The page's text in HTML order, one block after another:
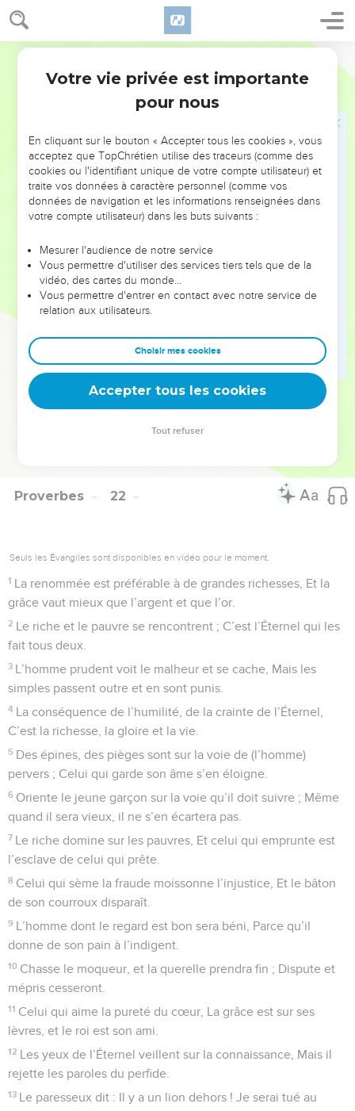
Proverbes 21
laquelle elle se confiait.
23 Celui qui garde sa bouche et sa langue Garde son âme de
la détresse.
Le présomptueux, le hautain, a pour nom : moqueur ; Il
mains refusent d’agir ;
Tout le jour il éprouve des désirs ; Mais le juste donne
sans restriction.
Le sacrifice des méchants est une horreur ; Combien plus
quand ils l’apportent avec des pensées infâmes.
Le témoin menteur périra, Mais l’homme qui écoute
pourra toujours parler.
L’homme méchant durcit son visage, Mais celui qui est
droit affermit sa voie.
(qui compte), vis-à-vis de l’Éternel.
Le cheval est équipé pour le jour de la bataille, Mais c’est à
l’Éternel (qu’appartient) le salut !
© Société biblique française – Bibli’O, 1978, avec autorisation. Pour vous procurer
Proverbes 22
Seuls les Évangiles sont disponibles en vidéo pour le moment.
1 La renommée est préférable à de grandes richesses, Et la
grâce vaut mieux que l’argent et que l’or.
2 Le riche et le pauvre se rencontrent ; C’est l’Éternel qui les
fait tous deux.
3 L’homme prudent voit le malheur et se cache, Mais les
simples passent outre et en sont punis.
4 La conséquence de l’humilité, de la crainte de l’Éternel,
C’est la richesse, la gloire et la vie.
5 Des épines, des pièges sont sur la voie de (l’homme)
pervers ; Celui qui garde son âme s’en éloigne.
6 Oriente le jeune garçon sur la voie qu’il doit suivre ; Même
quand il sera vieux, il ne s’en écartera pas.
7 Le riche domine sur les pauvres, Et celui qui emprunte est
l’esclave de celui qui prête.
8 Celui qui sème la fraude moissonne l’injustice, Et le bâton
de son courroux disparaît.
9 L’homme dont le regard est bon sera béni, Parce qu’il
donne de son pain à l’indigent.
10 Chasse le moqueur, et la querelle prendra fin ; Dispute et
mépris cesseront.
11 Celui qui aime la pureté du cœur, La grâce est sur ses
lèvres, et le roi est son ami.
12 Les yeux de l’Éternel veillent sur la connaissance, Mais il
rejette les paroles du perfide.
13 Le paresseux dit : Il y a un lion dehors ! Je serai tué au
Votre vie privée est importante
pour nous
En cliquant sur le bouton « Accepter tous les cookies », vous
acceptez que TopChrétien utilise des traceurs (comme des
cookies ou l'identifiant unique de votre compte utilisateur) et
traite vos données à caractère personnel (comme vos
données de navigation et les informations renseignées dans
votre compte utilisateur) dans les buts suivants :
Mesurer l'audience de notre service
Vous permettre d'utiliser des services tiers tels que de la
vidéo, des cartes du monde…
Vous permettre d'entrer en contact avec notre service de
relation aux utilisateurs.
Choisir mes cookies
Accepter tous les cookies
Tout refuser